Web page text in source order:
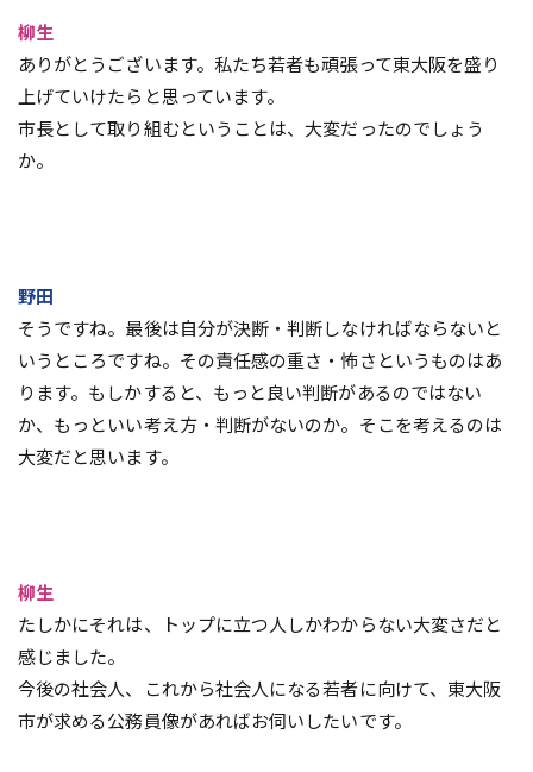
柳生
ありがとうございます。私たち若者も頑張って東大阪を盛り
上げていけたらと思っています。
市長として取り組むということは、大変だったのでしょう
か。
野田
そうですね。最後は自分が決断・判断しなければならないと
いうところですね。その責任感の重さ・怖さというものはあ
ります。もしかすると、もっと良い判断があるのではない
か、もっといい考え方・判断がないのか。そこを考えるのは
大変だと思います。
柳生
たしかにそれは、トップに立つ人しかわからない大変さだと
感じました。
今後の社会人、これから社会人になる若者に向けて、東大阪
市が求める公務員像があればお伺いしたいです。